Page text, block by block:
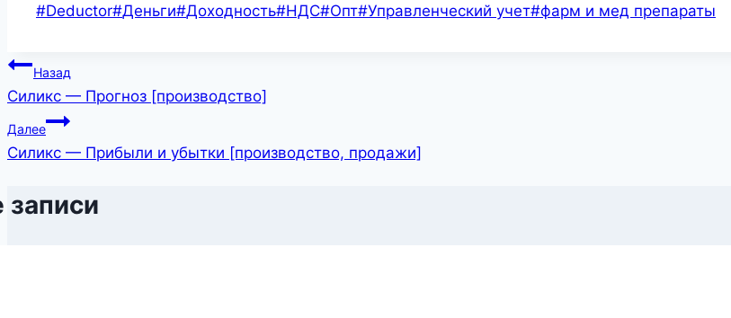
Метки
#Deductor#Деньги#Доходность#НДС#Опт#Управленческий учет#фарм и мед препараты
Навигация
по
записям
Назад
Силикс — Прогноз [производство]
Далее
Силикс — Прибыли и убытки [производство, продажи]